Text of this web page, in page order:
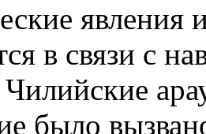
явления
в связи с
было